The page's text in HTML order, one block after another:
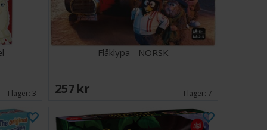
I lager: 3
Flåklypa - NORSK
257 SEK I lager:7